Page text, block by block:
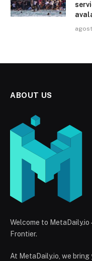
ABOUT US
Welcome to
Frontier.
At MetaDaily.io, we